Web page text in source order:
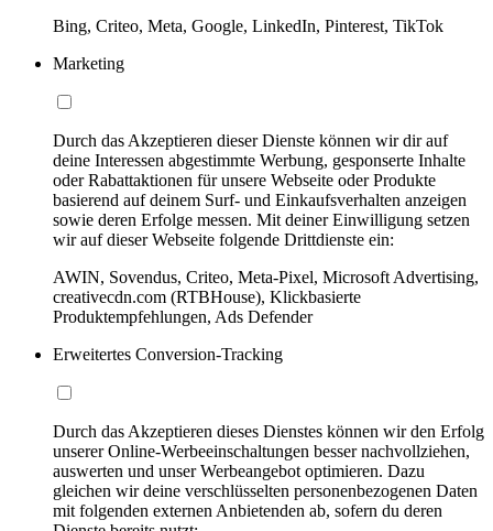
Bing, Criteo, Meta, Google, LinkedIn, Pinterest, TikTok
Marketing
Durch das Akzeptieren dieser Dienste können wir dir auf
deine Interessen abgestimmte Werbung, gesponserte Inhalte
oder Rabattaktionen für unsere Webseite oder Produkte
basierend auf deinem Surf- und Einkaufsverhalten anzeigen
sowie deren Erfolge messen. Mit deiner Einwilligung setzen
wir auf dieser Webseite folgende Drittdienste ein:
AWIN, Sovendus, Criteo, Meta-Pixel, Microsoft Advertising,
creativecdn.com (RTBHouse), Klickbasierte
Produktempfehlungen, Ads Defender
Erweitertes Conversion-Tracking
Durch das Akzeptieren dieses Dienstes können wir den Erfolg
unserer Online-Werbeeinschaltungen besser nachvollziehen,
auswerten und unser Werbeangebot optimieren. Dazu
gleichen wir deine verschlüsselten personenbezogenen Daten
mit folgenden externen Anbietenden ab, sofern du deren